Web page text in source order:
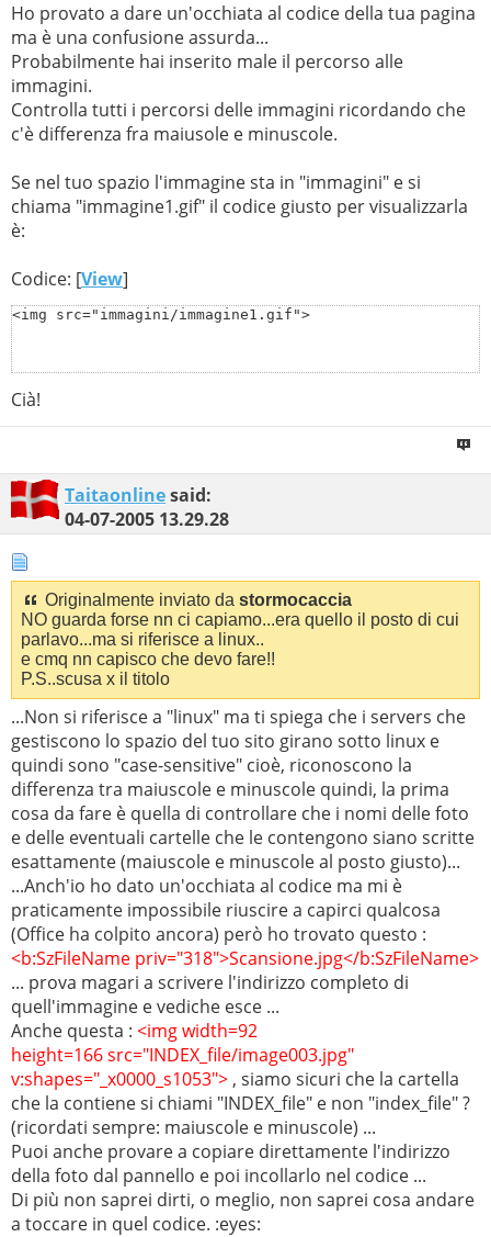
Ho provato a dare un'occhiata al codice della tua pagina
ma è una confusione assurda...
Probabilmente hai inserito male il percorso alle
immagini.
Controlla tutti i percorsi delle immagini ricordando che
c'è differenza fra maiusole e minuscole.
Se nel tuo spazio l'immagine sta in "immagini" e si
chiama "immagine1.gif" il codice giusto per visualizzarla
è:
Codice: [View]
<img src="immagini/immagine1.gif">
Cià!
Taitaonlinesaid:
04-07-2005 13.29.28
Originalmente inviato da stormocaccia
NO guarda forse nn ci capiamo...era quello il posto di cui
parlavo...ma si riferisce a linux..
e cmq nn capisco che devo fare!!
P.S..scusa x il titolo
...Non si riferisce a "linux" ma ti spiega che i servers che
gestiscono lo spazio del tuo sito girano sotto linux e
quindi sono "case-sensitive" cioè, riconoscono la
differenza tra maiuscole e minuscole quindi, la prima
cosa da fare è quella di controllare che i nomi delle foto
e delle eventuali cartelle che le contengono siano scritte
esattamente (maiuscole e minuscole al posto giusto)...
...Anch'io ho dato un'occhiata al codice ma mi è
praticamente impossibile riuscire a capirci qualcosa
(Office ha colpito ancora) però ho trovato questo :
<b:SzFileName priv="318">Scansione.jpg</b:SzFileName>
... prova magari a scrivere l'indirizzo completo di
quell'immagine e vediche esce ...
Anche questa : <img width=92
height=166 src="INDEX_file/image003.jpg"
v:shapes="_x0000_s1053"> , siamo sicuri che la cartella
che la contiene si chiami "INDEX_file" e non "index_file" ?
(ricordati sempre: maiuscole e minuscole) ...
Puoi anche provare a copiare direttamente l'indirizzo
della foto dal pannello e poi incollarlo nel codice ...
Di più non saprei dirti, o meglio, non saprei cosa andare
a toccare in quel codice. :eyes: